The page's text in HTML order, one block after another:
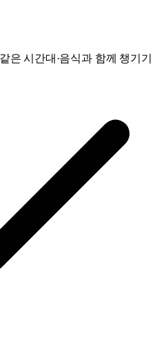
은 시간대·음식과 함께 챙기기